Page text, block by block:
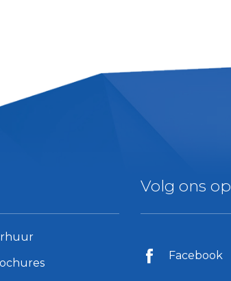
Volg ons op
Facebook